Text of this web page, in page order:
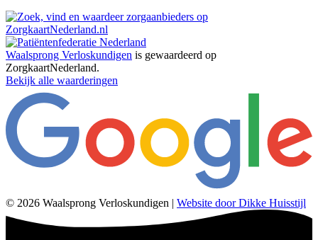
Waalsprong Verloskundigen is gewaardeerd op
ZorgkaartNederland.
Bekijk alle waarderingen
© 2026 Waalsprong Verloskundigen | Website door Dikke Huisstijl